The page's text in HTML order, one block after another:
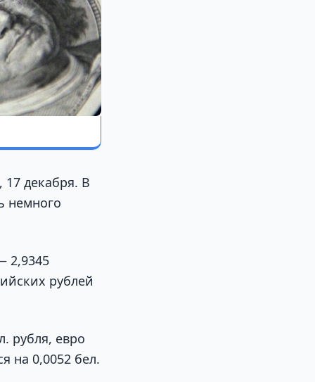
декабря. В
немного
2,9345
рублей
рубля, евро
на 0,0052 бел.